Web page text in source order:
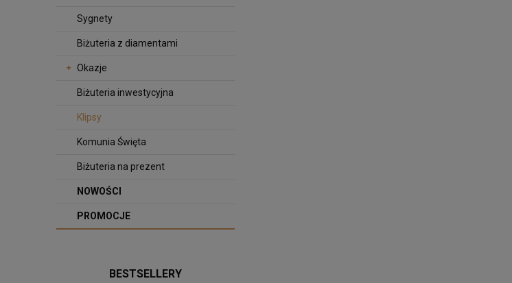
Sygnety
Biżuteria z diamentami
Okazje
Biżuteria inwestycyjna
Klipsy
Komunia Święta
Biżuteria na prezent
NOWOŚCI
PROMOCJE
BESTSELLERY